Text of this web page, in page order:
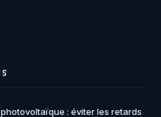
: éviter les retards